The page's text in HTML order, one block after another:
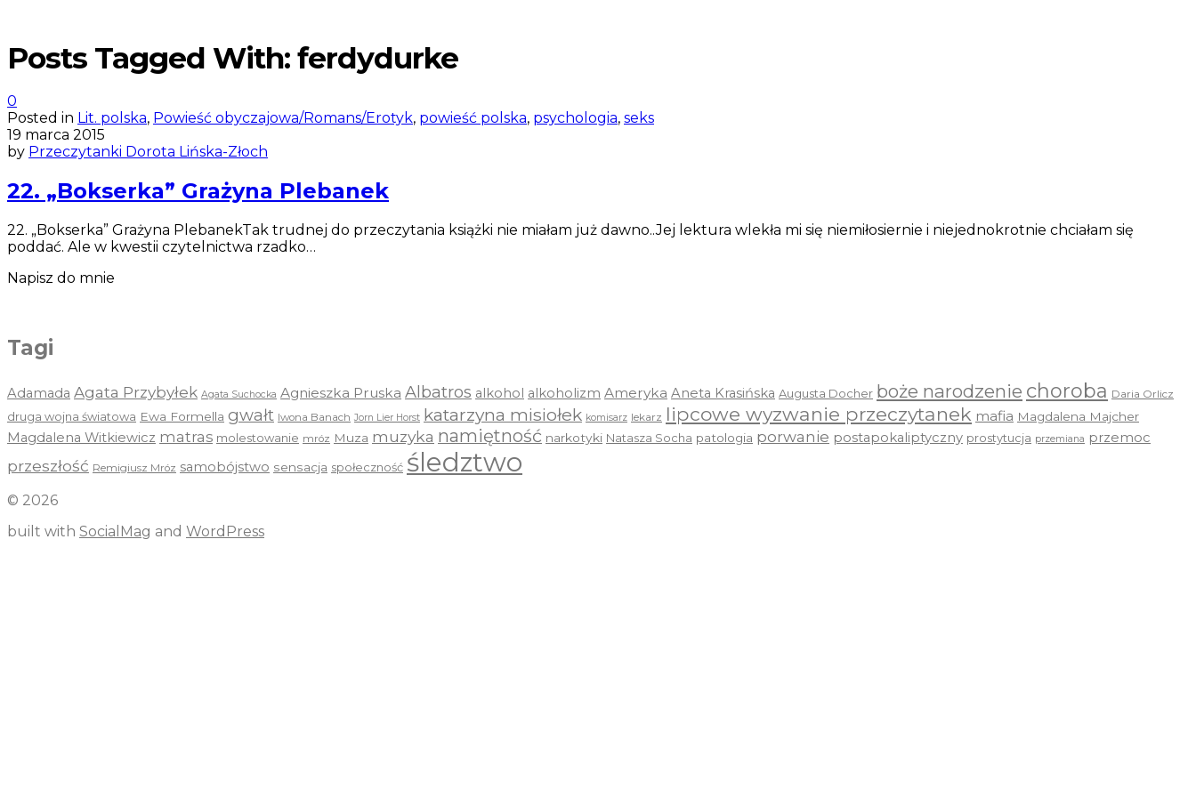
Posts Tagged With: ferdydurke
0
Posted in Lit. polska, Powieść obyczajowa/Romans/Erotyk, powieść polska, psychologia, seks
19 marca 2015
by Przeczytanki Dorota Lińska-Złoch
22. „Bokserka” Grażyna Plebanek
22. „Bokserka” Grażyna PlebanekTak trudnej do przeczytania książki nie miałam już dawno..Jej lektura wlekła mi się niemiłosiernie i niejednokrotnie chciałam się
poddać. Ale w kwestii czytelnictwa rzadko…
Napisz do mnie
Tagi
Adamada Agata Przybyłek Agata Suchocka Agnieszka Pruska Albatros alkohol alkoholizm Ameryka Aneta Krasińska Augusta Docher boże narodzenie choroba Daria Orlicz
druga wojna światowa Ewa Formella gwałt Iwona Banach Jorn Lier Horst katarzyna misiołek komisarz lekarz lipcowe wyzwanie przeczytanek mafia Magdalena Majcher
Magdalena Witkiewicz matras molestowanie mróz Muza muzyka namiętność narkotyki Natasza Socha patologia porwanie postapokaliptyczny prostytucja przemiana przemoc
przeszłość Remigiusz Mróz samobójstwo sensacja społeczność śledztwo
© 2026
built with SocialMag and WordPress